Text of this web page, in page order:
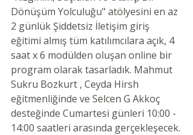
Dönüşüm Yolculuğu" atölyesini en az
2 günlük Şiddetsiz İletişim giriş
eğitimi almış tüm katılımcılara açık, 4
saat x 6 modülden oluşan online bir
program olarak tasarladık. Mahmut
Sukru Bozkurt , Ceyda Hirsh
eğitmenliğinde ve Selcen G Akkoç
desteğinde Cumartesi günleri 10:00 -
14:00 saatleri arasında gerçekleşecek.